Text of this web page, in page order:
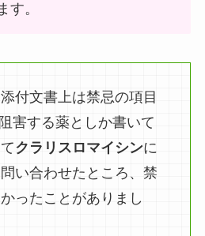
す。
付文書上は禁忌の項目
害する薬としか書いて
クラリスロマイシンに
い合わせたところ、禁
ったことがありまし